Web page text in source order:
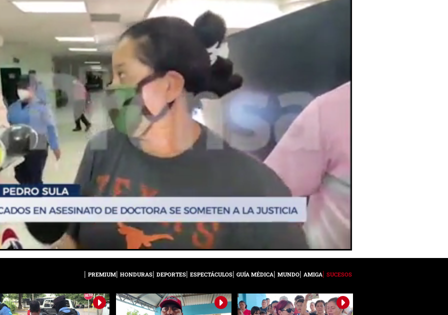
PREMIUM HONDURAS DEPORTES ESPECTÁCULOS GUÍA MÉDICA MUNDO AMIGA SUCESOS